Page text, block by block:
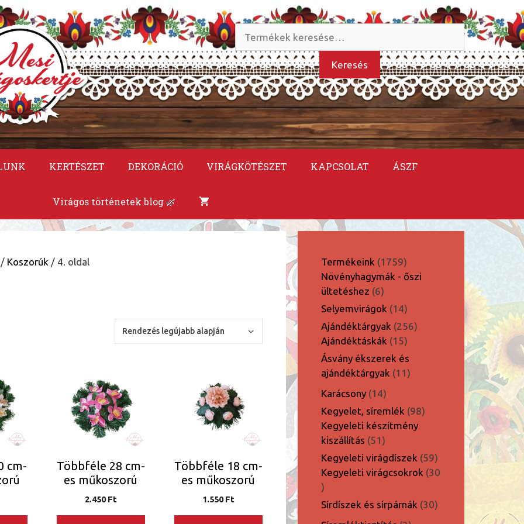
Keresés
a
következőre:
Keresés
KERTÉSZET DEKORÁCIÓ VIRÁGKÖTÉSZET KAPCSOLAT ÁSZF
Virágos történetek blog 🌿
/ Koszorúk / 4. oldal
cm-
Többféle 28 cm-
es műkoszorú
2.450Ft
terméknek
több
variációja
változatok
termékoldalon
választhatók
Többféle 18 cm-
es műkoszorú
1.550Ft
terméknek
több
variációja
változatok
termékoldalon
választhatók
Termékeink 17591759
termék
Növényhagymák - őszi
ültetéshez 66
termék
Selyemvirágok 1414
termék
Ajándéktárgyak 256256
Ajándéktáskák 1515
termék
Ásvány ékszerek és
ajándéktárgyak
1111
Karácsony 1414
termék
Kegyelet, síremlék 9898
Kegyeleti készítmény
kiszállítás 5151
termék
Kegyeleti virágdíszek 5959
termék
Kegyeleti virágcsokrok 30
30
termék
Sírdíszek és sírpárnák 3030